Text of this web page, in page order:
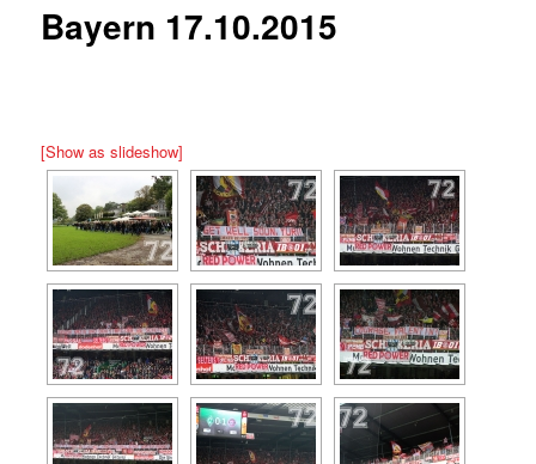
Bayern 17.10.2015
[Show as slideshow]